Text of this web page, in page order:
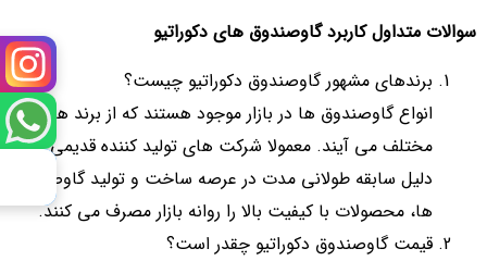
سوالات متداول کاربرد گاوصندوق های دکوراتیو
برندهای مشهور گاوصندوق دکوراتیو چیست؟
انواع گاوصندوق ها در بازار موجود هستند که از برند های
مختلف می آیند. معمولا شرکت های تولید کننده قدیمی به
دلیل سابقه طولانی مدت در عرصه ساخت و تولید گاوصندوق
ها، محصولات با کیفیت بالا را روانه بازار مصرف می کنند.
قیمت گاوصندوق دکوراتیو چقدر است؟